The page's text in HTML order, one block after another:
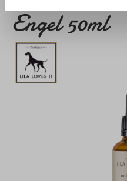
Engel 50ml